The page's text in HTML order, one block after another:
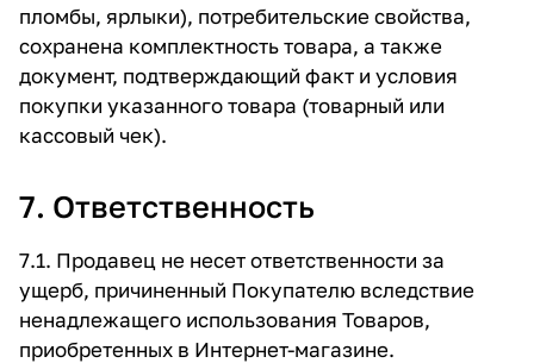
пломбы, ярлыки), потребительские свойства,
сохранена комплектность товара, а также
документ, подтверждающий факт и условия
покупки указанного товара (товарный или
кассовый чек).
7. Ответственность
7.1. Продавец не несет ответственности за
ущерб, причиненный Покупателю вследствие
ненадлежащего использования Товаров,
приобретенных в Интернет-магазине.